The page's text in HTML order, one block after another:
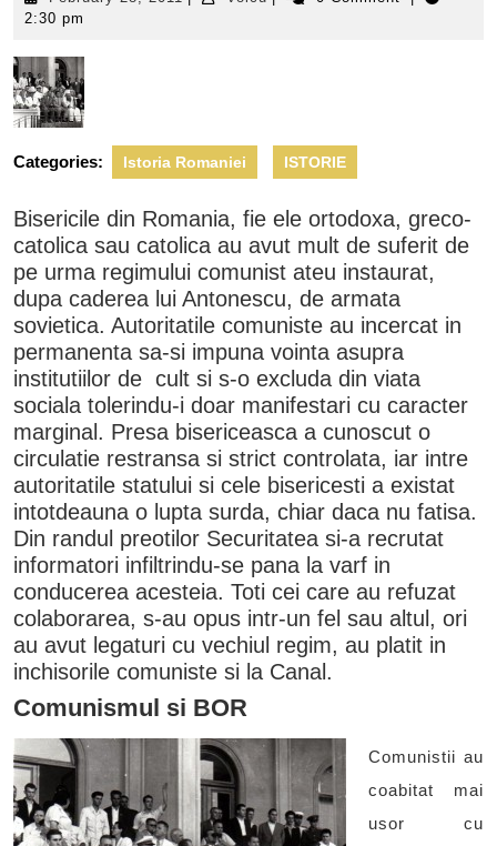
2:30 pm
Categories: Istoria Romaniei ISTORIE
Bisericile din Romania, fie ele ortodoxa, greco-
catolica sau catolica au avut mult de suferit de
pe urma regimului comunist ateu instaurat,
dupa caderea lui Antonescu, de armata
sovietica. Autoritatile comuniste au incercat in
permanenta sa-si impuna vointa asupra
institutiilor de cult si s-o excluda din viata
sociala tolerindu-i doar manifestari cu caracter
marginal. Presa bisericeasca a cunoscut o
circulatie restransa si strict controlata, iar intre
autoritatile statului si cele bisericesti a existat
intotdeauna o lupta surda, chiar daca nu fatisa.
Din randul preotilor Securitatea si-a recrutat
informatori infiltrindu-se pana la varf in
conducerea acesteia. Toti cei care au refuzat
colaborarea, s-au opus intr-un fel sau altul, ori
au avut legaturi cu vechiul regim, au platit in
inchisorile comuniste si la Canal.
Comunismul si BOR
Comunistii au
coabitat mai
usor cu